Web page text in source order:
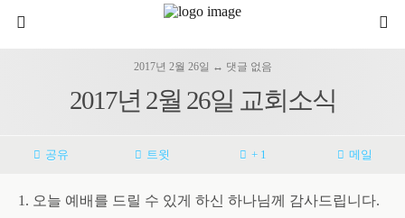
2017년 2월 26일 ↔ 댓글 없음
2017년 2월 26일 교회소식
공유 트윗 + 1 메일
1. 오늘 예배를 드릴 수 있게 하신 하나님께 감사드립니다.